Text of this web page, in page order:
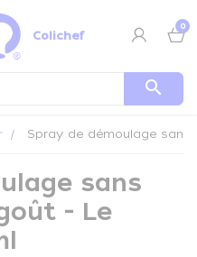
Colichef
0
search
Spray de démoulage
sans
- Le